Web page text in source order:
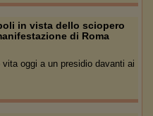
in vista dello sciopero
di Roma
oggi a un presidio davanti ai